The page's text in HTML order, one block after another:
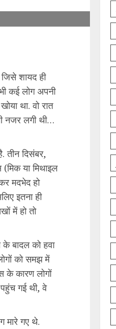
शायद ही
कई लोग अपनी
था. वो रात
नजर लगी थी…
तीन दिसंबर,
या मिथाइल
मदभेद हो
इतना ही
में हो तो
बादल को हवा
को समझ में
के कारण लोगों
गई थी, वे
मारे गए थे.